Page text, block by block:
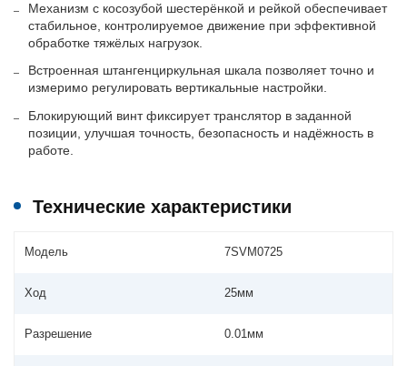
Механизм с косозубой шестерёнкой и рейкой обеспечивает
стабильное, контролируемое движение при эффективной
обработке тяжёлых нагрузок.
Встроенная штангенциркульная шкала позволяет точно и
измеримо регулировать вертикальные настройки.
Блокирующий винт фиксирует транслятор в заданной
позиции, улучшая точность, безопасность и надёжность в
работе.
Технические характеристики
Модель 7SVM0725
Ход 25мм
Разрешение 0.01мм